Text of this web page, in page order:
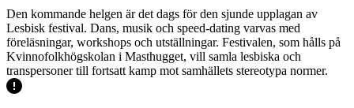
Den kommande helgen är det dags för den sjunde upplagan av
Lesbisk festival. Dans, musik och speed-dating varvas med
föreläsningar, workshops och utställningar. Festivalen, som hålls på
Kvinnofolkhögskolan i Masthugget, vill samla lesbiska och
transpersoner till fortsatt kamp mot samhällets stereotypa normer.